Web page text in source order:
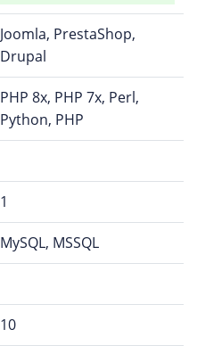
Joomla, PrestaShop,
Drupal
PHP 8x, PHP 7x, Perl,
Python, PHP
1
MySQL, MSSQL
10